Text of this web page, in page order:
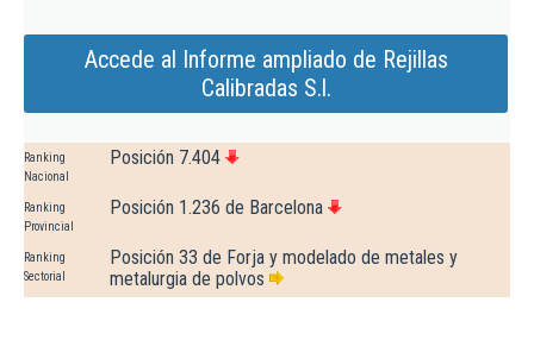
Accede al Informe ampliado de Rejillas
Calibradas S.l.
Ranking
Nacional
Posición 7.404
Ranking
Provincial
Posición 1.236 de Barcelona
Ranking
Sectorial
Posición 33 de Forja y modelado de metales y
metalurgia de polvos